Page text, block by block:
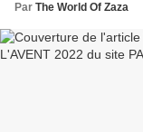
Par The World Of Zaza